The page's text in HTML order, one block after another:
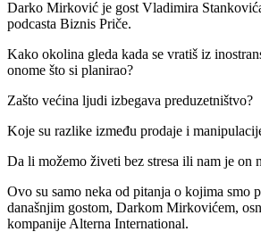
Darko Mirković je gost Vladimira
podcasta Biznis Priče.
Kako okolina gleda kada se vratiš iz
onome što si planirao?
Zašto većina ljudi izbegava preduzetništvo?
Koje su razlike između prodaje i
Da li možemo živeti bez stresa ili nam je on
Ovo su samo neka od pitanja o kojima smo
današnjim gostom, Darkom Mirkovićem,
kompanije Alterna International.